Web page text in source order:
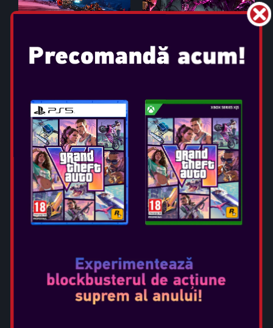
Data Lansării: sep 12, 2025
Selectați ediția:
BORDERLANDS 4 ADUCE